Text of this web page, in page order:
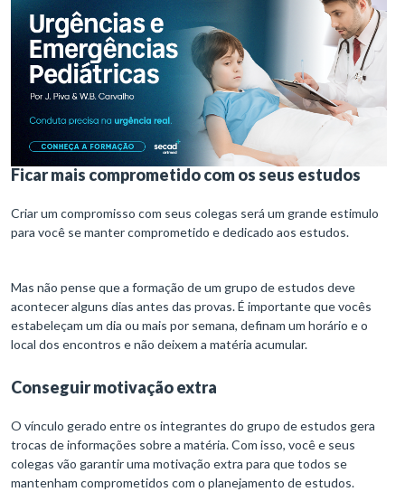
Ficar mais comprometido com os seus estudos
Criar um compromisso com seus colegas será um grande estimulo
para você se manter comprometido e dedicado aos estudos.
Mas não pense que a formação de um grupo de estudos deve
acontecer alguns dias antes das provas. É importante que vocês
estabeleçam um dia ou mais por semana, definam um horário e o
local dos encontros e não deixem a matéria acumular.
Conseguir motivação extra
O vínculo gerado entre os integrantes do grupo de estudos gera
trocas de informações sobre a matéria. Com isso, você e seus
colegas vão garantir uma motivação extra para que todos se
mantenham comprometidos com o planejamento de estudos.